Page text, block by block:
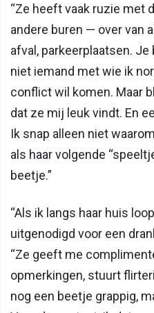
“Ze heeft vaak ruzie met
andere buren — over van
afval, parkeerplaatsen.
niet iemand met wie ik
conflict wil komen. Maar
dat ze mij leuk vindt. En
Ik snap alleen niet
als haar volgende
beetje.”
“Als ik langs haar huis
uitgenodigd voor een
“Ze geeft me
opmerkingen, stuurt
nog een beetje grappig,